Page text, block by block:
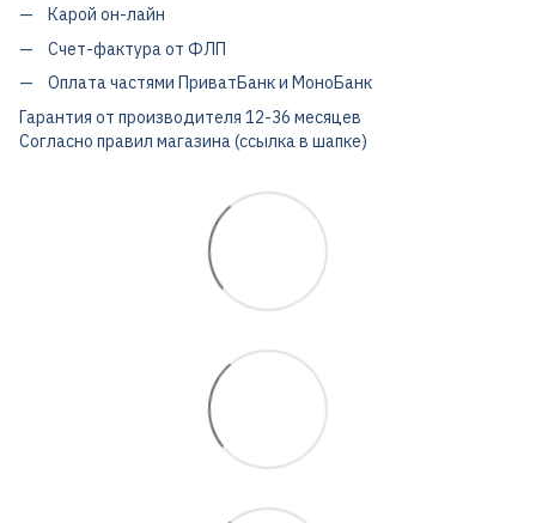
Карой он-лайн
Счет-фактура от ФЛП
Оплата частями ПриватБанк и МоноБанк
Гарантия от производителя 12-36 месяцев
Согласно правил магазина (ссылка в шапке)